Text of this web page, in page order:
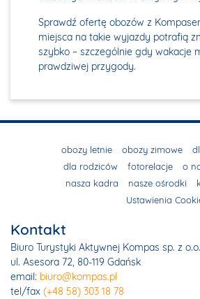
Sprawdź ofertę obozów z
miejsca na takie wyjazdy potrafią
szybko – szczególnie gdy wakacje
prawdziwej przygody.
obozy letnie obozy zimowe
dla rodziców
fotorelacje o
nasza kadra
nasze ośrodki
Ustawienia
Kontakt
Biuro Turystyki Aktywnej Kompas sp. z o.o.
ul. Asesora 72, 80-119 Gdańsk
email: biuro@kompas.pl
tel/fax (+48 58) 303 18 78